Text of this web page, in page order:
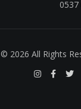
0537
© 2026 All Rights